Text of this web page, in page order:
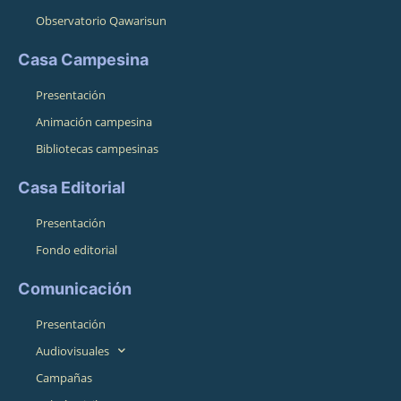
Observatorio Qawarisun
Casa Campesina
Presentación
Animación campesina
Bibliotecas campesinas
Casa Editorial
Presentación
Fondo editorial
Comunicación
Presentación
Audiovisuales
Campañas